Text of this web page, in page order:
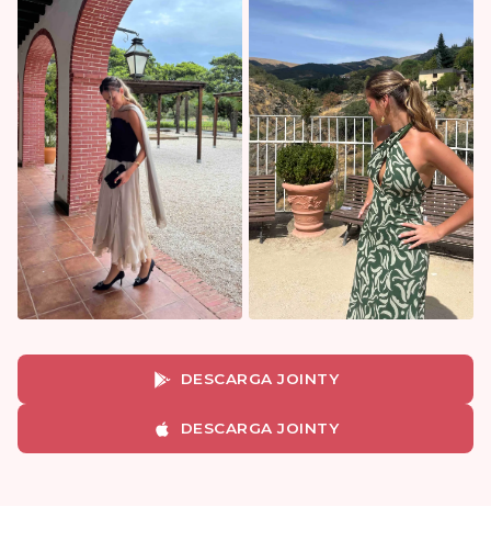
DESCARGA JOINTY
DESCARGA JOINTY